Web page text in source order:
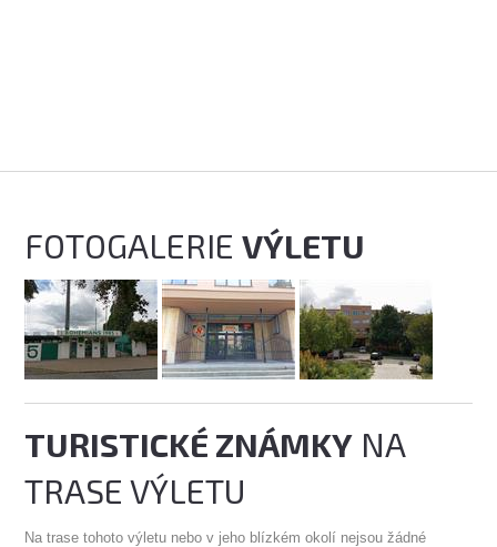
FOTOGALERIEVÝLETU
TURISTICKÉ ZNÁMKY NA
TRASE VÝLETU
Na trase tohoto výletu nebo v jeho blízkém okolí nejsou žádné